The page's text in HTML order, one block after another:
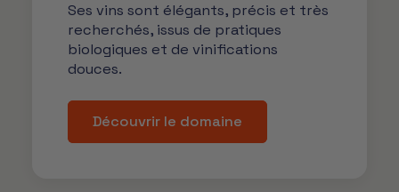
Ses vins sont élégants, précis et très
recherchés, issus de pratiques
biologiques et de vinifications
douces.
Découvrir le domaine